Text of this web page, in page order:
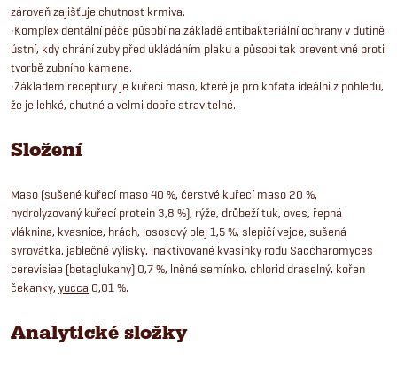
zároveň zajišťuje chutnost krmiva.
•Komplex dentální péče působí na základě antibakteriální ochrany v dutině
ústní, kdy chrání zuby před ukládáním plaku a působí tak preventivně proti
tvorbě zubního kamene.
•Základem receptury je kuřecí maso, které je pro koťata ideální z pohledu,
že je lehké, chutné a velmi dobře stravitelné.
Složení
Maso (sušené kuřecí maso 40 %, čerstvé kuřecí maso 20 %,
hydrolyzovaný kuřecí protein 3,8 %), rýže, drůbeží tuk, oves, řepná
vláknina, kvasnice, hrách, lososový olej 1,5 %, slepičí vejce, sušená
syrovátka, jablečné výlisky, inaktivované kvasinky rodu Saccharomyces
cerevisiae (betaglukany) 0,7 %, lněné semínko, chlorid draselný, kořen
čekanky, yucca 0,01 %.
Analytické složky